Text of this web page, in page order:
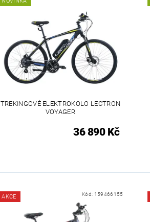
TREKINGOVÉ ELEKTROKOLO LECTRON
VOYAGER
36 890 Kč
AKCE Kód: 159466155